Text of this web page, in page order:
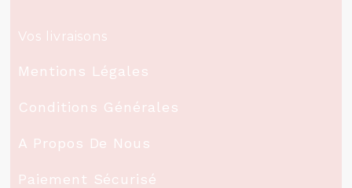
Vos livraisons
Mentions Légales
Conditions Générales
A Propos De Nous
Paiement Sécurisé